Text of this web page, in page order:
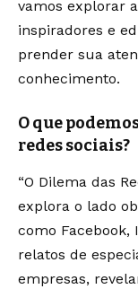
vamos explorar
inspiradores e
prender sua
conhecimento.
O que
redes sociais?
“O Dilema das
explora o lado
como Facebook,
relatos de
empresas,